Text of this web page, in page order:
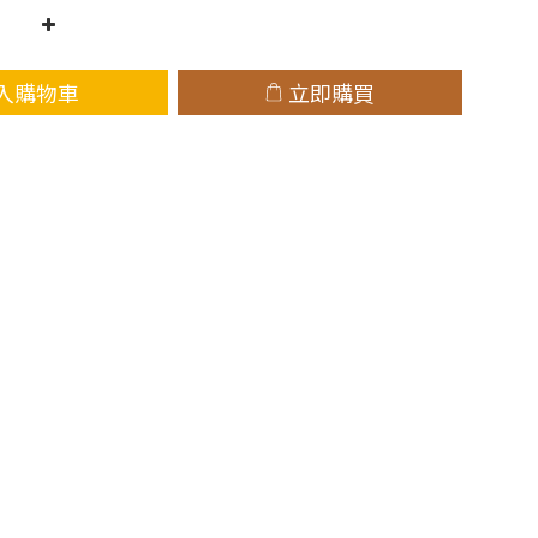
購物車 立即購買